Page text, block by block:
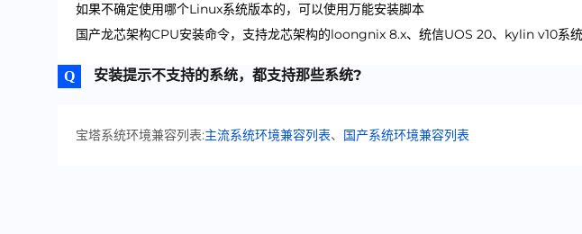
如果不确定使用哪个Linux系统版本的，可以使用万能安装脚本
国产龙芯架构CPU安装命令，支持龙芯架构的loongnix 8.x、统信UOS 20、kylin v10系统
安装提示不支持的系统，都支持那些系统?
宝塔系统环境兼容列表:主流系统环境兼容列表、 国产系统环境兼容列表